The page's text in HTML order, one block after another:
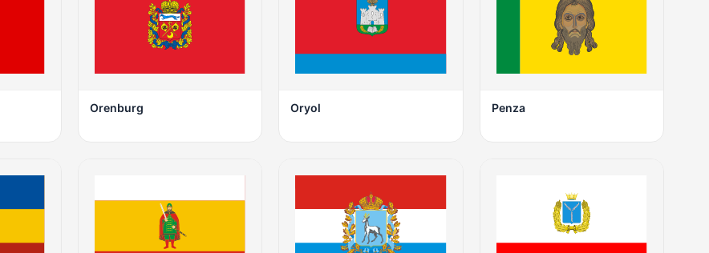
Orenburg Oryol Penza